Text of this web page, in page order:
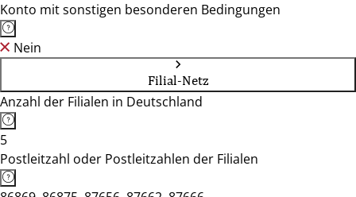
Konto mit sonstigen besonderen Bedingungen
Nein
Filial-Netz
Anzahl der Filialen in Deutschland
5
Postleitzahl oder Postleitzahlen der Filialen